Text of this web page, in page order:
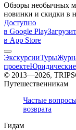
Обзоры необычных
новинки и скидки в
Доступно
в Google Play
в App Store
ЭкскурсииТуры
проекте
© 2013—2026,
Путешественникам
Частые
возврата
Гидам